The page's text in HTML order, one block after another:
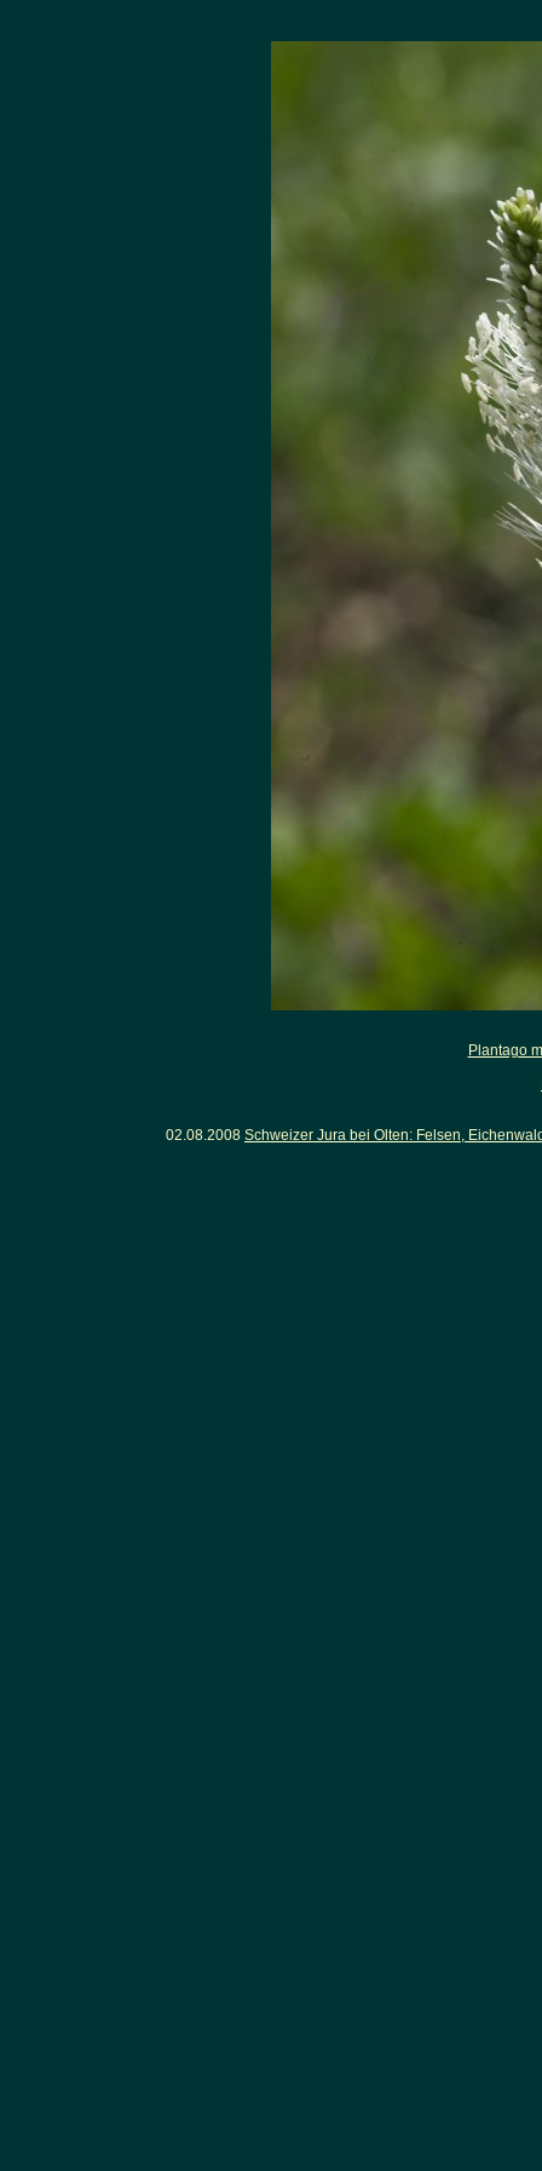
Plantago
02.08.2008 Schweizer Jura bei Olten: Felsen,